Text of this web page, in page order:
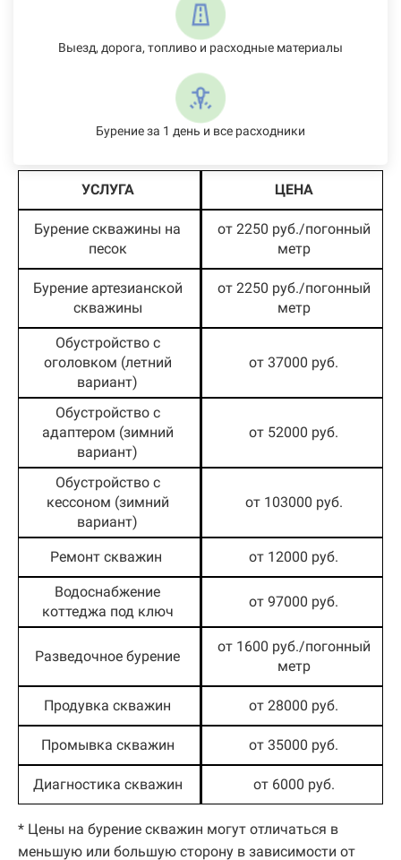
Выезд, дорога, топливо и расходные материалы
Бурение за 1 день и все расходники
УСЛУГА ЦЕНА
Бурение скважины на
песок
от 2250 руб./погонный
метр
Бурение артезианской
скважины
от 2250 руб./погонный
метр
Обустройство с
оголовком (летний
вариант)
от 37000 руб.
Обустройство с
адаптером (зимний
вариант)
от 52000 руб.
Обустройство с
кессоном (зимний
вариант)
от 103000 руб.
Ремонт скважин от 12000 руб.
Водоснабжение
коттеджа под ключ
от 97000 руб.
Разведочное бурение
от 1600 руб./погонный
метр
Продувка скважин от 28000 руб.
Промывка скважин от 35000 руб.
Диагностика скважин от 6000 руб.
* Цены на бурение скважин могут отличаться в
меньшую или большую сторону в зависимости от